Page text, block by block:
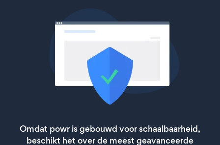
Omdat powr is gebouwd voor schaalbaarheid,
beschikt het over de meest geavanceerde